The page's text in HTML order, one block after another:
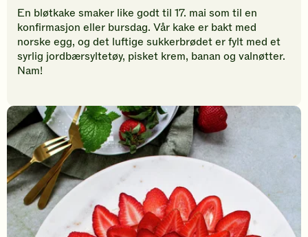
den
første
til
å
vurdere
En bløtkake smaker like godt til 17. mai som til en
konfirmasjon eller bursdag. Vår kake er bakt med
norske egg, og det luftige sukkerbrødet er fylt med et
syrlig jordbærsyltetøy, pisket krem, banan og valnøtter.
Nam!